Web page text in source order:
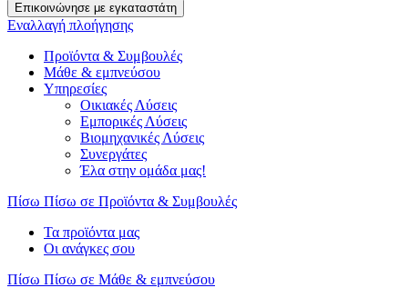
Επικοινώνησε με εγκαταστάτη
Εναλλαγή πλοήγησης
Προϊόντα & Συμβουλές
Μάθε & εμπνεύσου
Υπηρεσίες
Οικιακές Λύσεις
Εμπορικές Λύσεις
Βιομηχανικές Λύσεις
Συνεργάτες
Έλα στην ομάδα μας!
Πίσω Πίσω σε Προϊόντα & Συμβουλές
Τα προϊόντα μας
Οι ανάγκες σου
Πίσω Πίσω σε Μάθε & εμπνεύσου